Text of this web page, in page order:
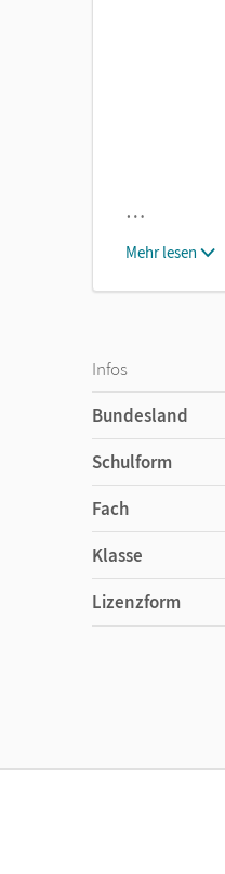
…
Mehr lesen
Infos
Bundesland
Schulform
Fach
Klasse
Lizenzform
Verlag